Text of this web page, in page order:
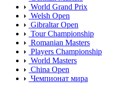
World Grand Prix
Welsh Open
Gibraltar Open
Tour Championship
Romanian Masters
Players Championship
World Masters
China Open
Чемпионат мира